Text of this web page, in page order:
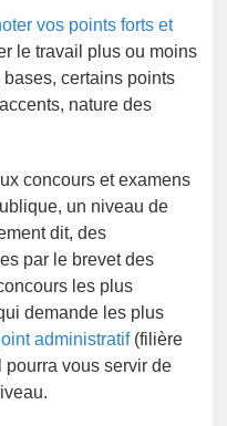
vos points forts et
le travail plus ou moins
certains points
nature des
concours et examens
un niveau de
dit, des
par le brevet des
les plus
demande les plus
administratif(filière
pourra vous servir de